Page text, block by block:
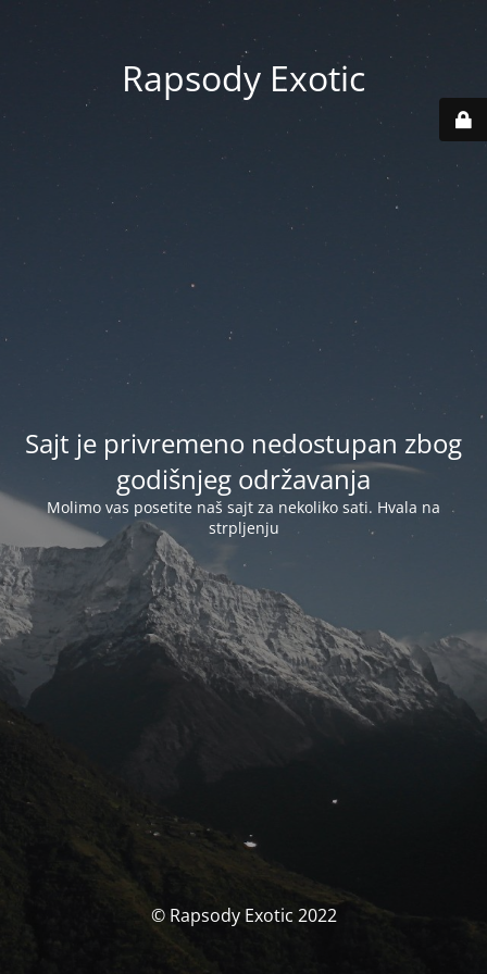
Rapsody Exotic
Sajt je privremeno nedostupan zbog
godišnjeg održavanja
Molimo vas posetite naš sajt za nekoliko sati. Hvala na
strpljenju
© Rapsody Exotic 2022